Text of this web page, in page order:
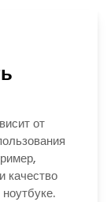
от
качество